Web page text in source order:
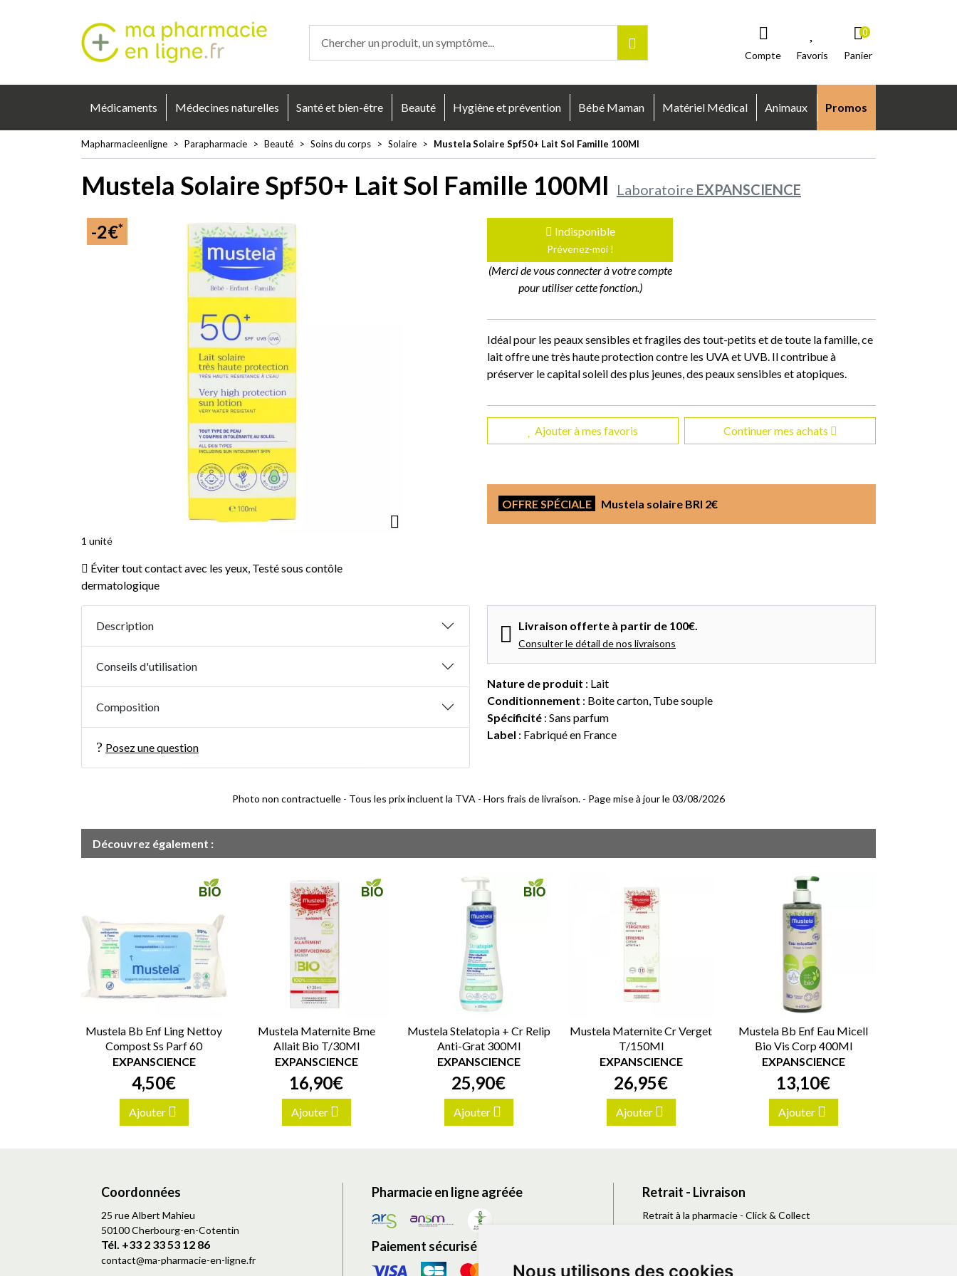
Nous utilisons des cookies
Compte Favoris Panier
0
Médicaments Médecines naturelles Santé et bien-être Beauté Hygiène et prévention Bébé Maman Matériel Médical Animaux Promos
Mapharmacieenligne Parapharmacie Beauté Soins du corps Solaire Mustela Solaire Spf50+ Lait Sol Famille 100Ml
Mustela Solaire Spf50+ Lait Sol Famille 100Ml Laboratoire EXPANSCIENCE
-2€*
1 unité
Éviter tout contact avec les yeux, Testé sous contôle
dermatologique
Indisponible
Prévenez-moi !
(Merci de vous connecter à votre compte
pour utiliser cette fonction.)
Idéal pour les peaux sensibles et fragiles des tout-petits et de toute la famille, ce
lait offre une très haute protection contre les UVA et UVB. Il contribue à
préserver le capital soleil des plus jeunes, des peaux sensibles et atopiques.
Ajouter à mes favoris Continuer mes achats
OFFRE SPÉCIALE Mustela solaire BRI 2€
Description
Conseils d'utilisation
Composition
Posez une question
Livraison offerte à partir de 100€.
Consulter le détail de nos livraisons
Nature de produit : Lait
Conditionnement : Boite carton, Tube souple
Spécificité : Sans parfum
Label : Fabriqué en France
Photo non contractuelle - Tous les prix incluent la TVA - Hors frais de livraison. - Page mise à jour le 03/08/2026
Découvrez également :
Mustela Bb Enf Ling Nettoy
Compost Ss Parf 60
EXPANSCIENCE
4,50€
Ajouter
Mustela Maternite Bme
Allait Bio T/30Ml
EXPANSCIENCE
16,90€
Ajouter
Mustela Stelatopia + Cr Relip
Anti-Grat 300Ml
EXPANSCIENCE
25,90€
Ajouter
Mustela Maternite Cr Verget
T/150Ml
EXPANSCIENCE
26,95€
Ajouter
Mustela Bb Enf Eau Micell
Bio Vis Corp 400Ml
EXPANSCIENCE
13,10€
Ajouter
Coordonnées
25 rue Albert Mahieu
50100 Cherbourg-en-Cotentin
Tél. +33 2 33 53 12 86
contact@ma-pharmacie-en-ligne.fr
Pharmacie en ligne agréée
Paiement sécurisé
Retrait - Livraison
Retrait à la pharmacie - Click & Collect